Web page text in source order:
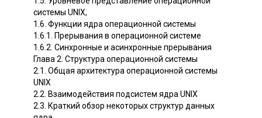
системы UNIX,
1.6. Функции ядра операционной системы
1.6.1. Прерывания в операционной системе
1.6.2. Синхронные и асинхронные прерывания
Глава 2. Структура операционной системы
2.1. Общая архитектура операционной системы
UNIX
2.2. Взаимодействия подсистем ядра UNIX
2.3. Краткий обзор некоторых структур данных